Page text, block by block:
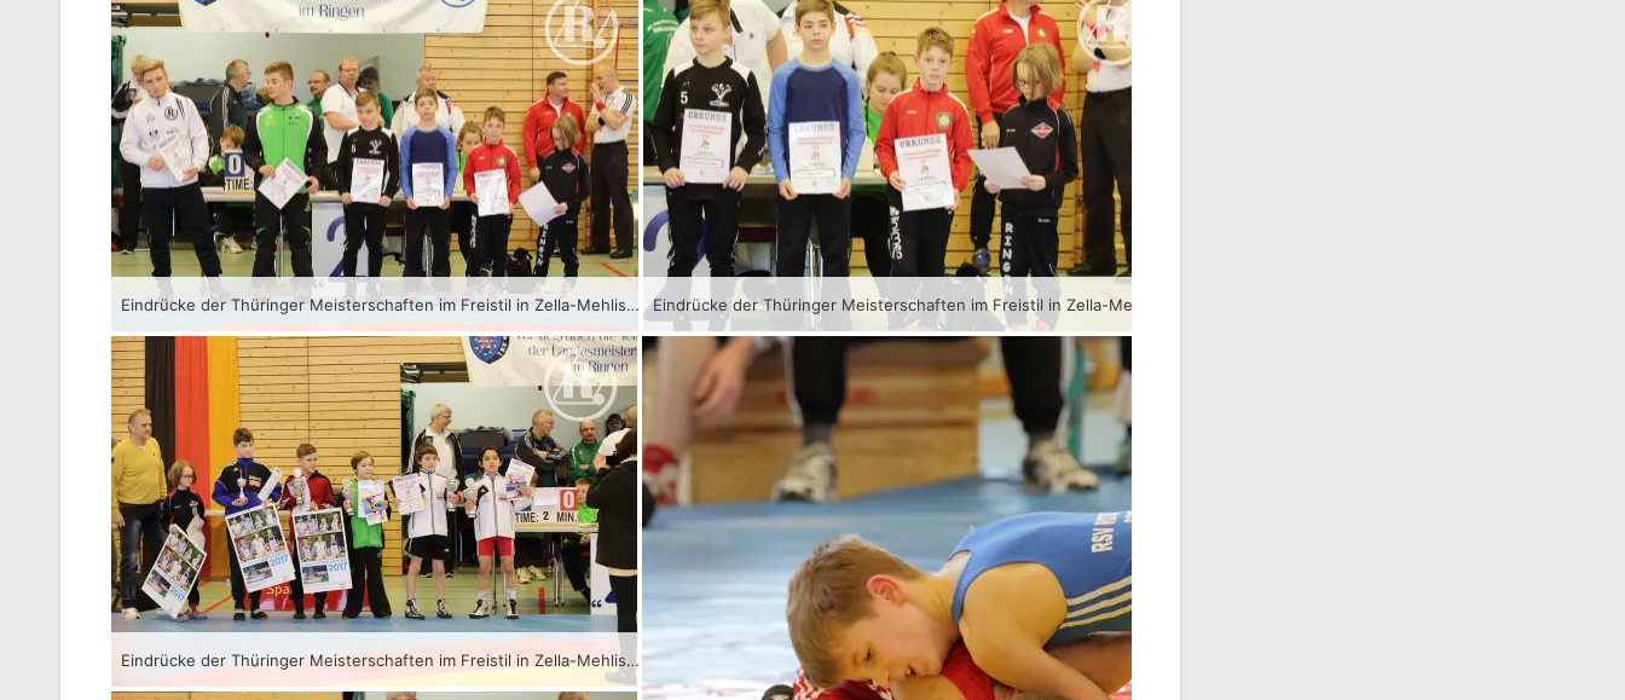
Eindrücke der Thüringer Meisterschaften im Freistil in Zella-Mehlis mit Greizer Beteiligung.
Eindrücke der Thüringer Meisterschaften im Freistil in Zella-Mehlis mit Greizer Beteiligung.